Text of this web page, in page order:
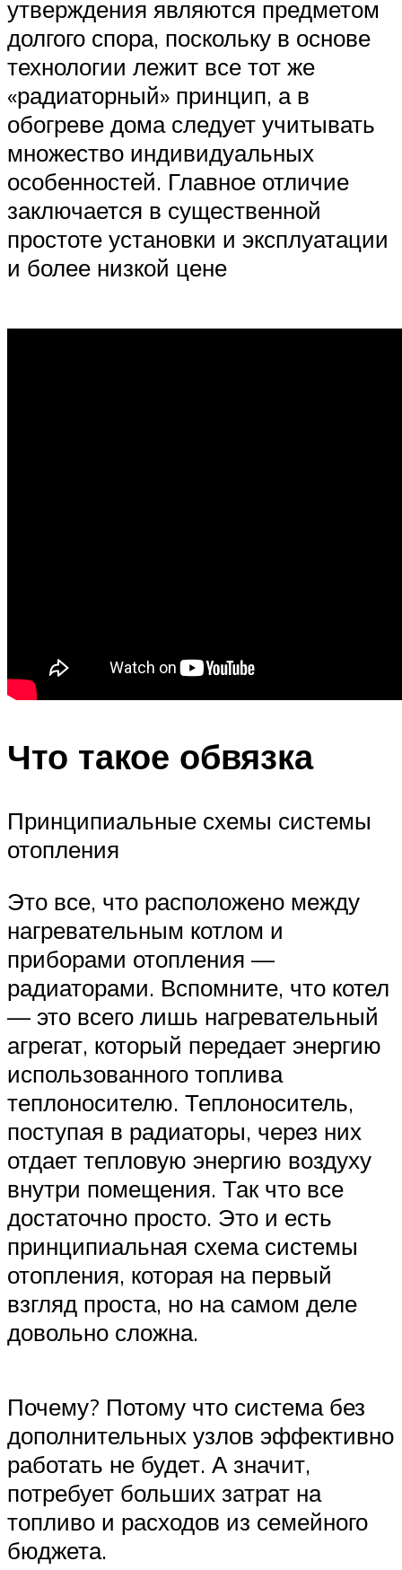
утверждения являются предметом
долгого спора, поскольку в основе
технологии лежит все тот же
«радиаторный» принцип, а в
обогреве дома следует учитывать
множество индивидуальных
особенностей. Главное отличие
заключается в существенной
простоте установки и эксплуатации
и более низкой цене
Что такое обвязка
Принципиальные схемы системы
отопления
Это все, что расположено между
нагревательным котлом и
приборами отопления —
радиаторами. Вспомните, что котел
— это всего лишь нагревательный
агрегат, который передает энергию
использованного топлива
теплоносителю. Теплоноситель,
поступая в радиаторы, через них
отдает тепловую энергию воздуху
внутри помещения. Так что все
достаточно просто. Это и есть
принципиальная схема системы
отопления, которая на первый
взгляд проста, но на самом деле
довольно сложна.
Почему? Потому что система без
дополнительных узлов эффективно
работать не будет. А значит,
потребует больших затрат на
топливо и расходов из семейного
бюджета.